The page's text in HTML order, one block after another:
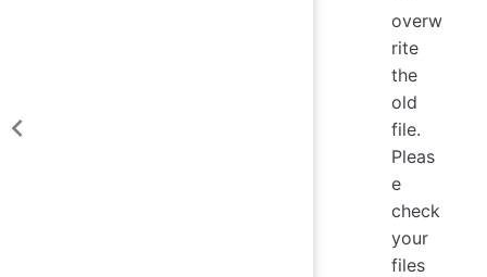
overw
rite
the
old
file.
Pleas
e
check
your
files